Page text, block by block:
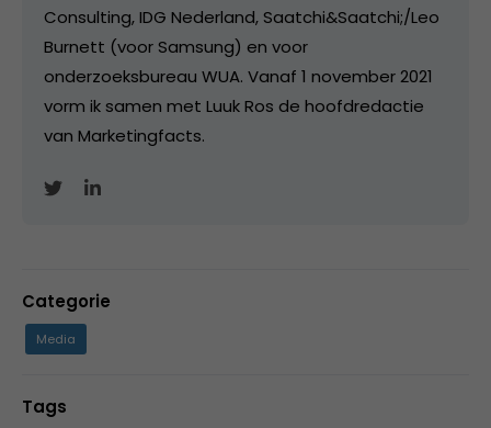
Consulting, IDG Nederland, Saatchi&Saatchi;/Leo
Burnett (voor Samsung) en voor
onderzoeksbureau WUA. Vanaf 1 november 2021
vorm ik samen met Luuk Ros de hoofdredactie
van Marketingfacts.
Categorie
Media
Tags